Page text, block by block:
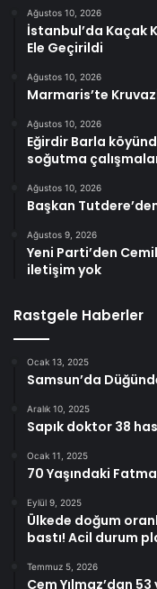
Ağustos 10, 2026
İstanbul’da Kaçak
Ele Geçirildi
Ağustos 10, 2026
Marmaris’te
Ağustos 10, 2026
Eğirdir Barla
soğutma
Ağustos 10, 2026
Başkan
Ağustos 9, 2026
Yeni Parti’den
iletişim yok
Rastgele Haberler
Ocak 13, 2025
Samsun’da
Aralık 10, 2025
Sapık doktor 38
Ocak 11, 2025
70 Yaşındaki Fatma
Eylül 9, 2025
Ülkede doğum
bastı! Acil durum
Temmuz 5, 2026
Cem Yılmaz’dan